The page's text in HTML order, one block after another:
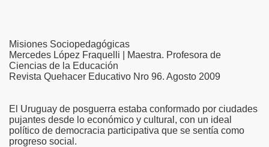
Misiones Sociopedagógicas
Mercedes López Fraquelli | Maestra. Profesora de
Ciencias de la Educación
Revista Quehacer Educativo Nro 96. Agosto 2009
El Uruguay de posguerra estaba conformado por ciudades
pujantes desde lo económico y cultural, con un ideal
político de democracia participativa que se sentía como
progreso social.